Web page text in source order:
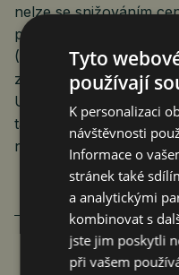
nelze se snižováním
počítat. Prezident
(SOCR) Tomáš Prouza
zvýšení ceny energie k
Upozornil také, že
také vyšší daň z
na dohody a další změny.
Tyto
používají
K personalizaci
návštěvnosti
Informace o
stránek také
a analytickými
kombinovat s
jste jim poskytli
při vašem